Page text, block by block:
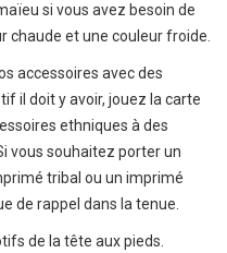
si vous avez besoin de
chaude et une couleur froide.
accessoires avec des
il doit y avoir, jouez la carte
ethniques à des
vous souhaitez porter un
tribal ou un imprimé
de rappel dans la tenue.
de la tête aux pieds.